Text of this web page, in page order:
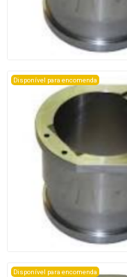
Disponível para encomenda
Disponível para encomenda